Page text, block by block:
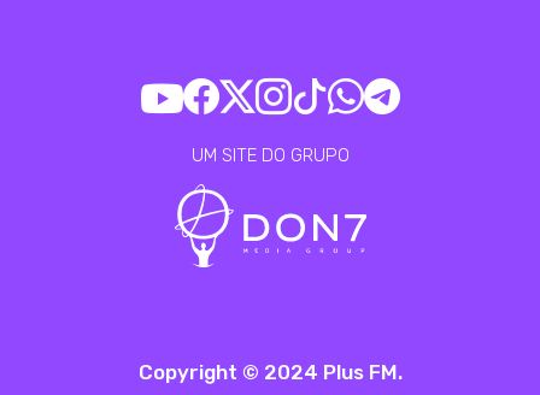
UM SITE DO GRUPO
Copyright © 2024 Plus FM.